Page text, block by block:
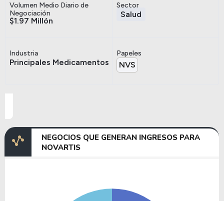
Volumen Medio Diario de
Negociación
$1.97 Millón
Sector
Salud
Industria
Principales Medicamentos
Papeles
NVS
NEGOCIOS QUE GENERAN INGRESOS PARA
NOVARTIS